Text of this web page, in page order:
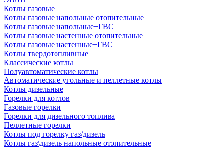
Котлы газовые
Котлы газовые напольные отопительные
Котлы газовые напольные+ГВС
Котлы газовые настенные отопительные
Котлы газовые настенные+ГВС
Котлы твердотопливные
Классические котлы
Полуавтоматические котлы
Автоматические угольные и пеллетные котлы
Котлы дизельные
Горелки для котлов
Газовые горелки
Горелки для дизельного топлива
Пеллетные горелки
Котлы под горелку газ/дизель
Котлы газ\дизель напольные отопительные